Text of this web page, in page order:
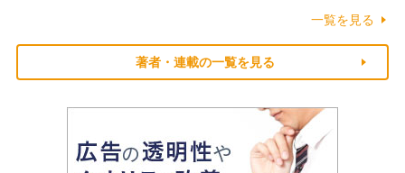
一覧を見る
著者・連載の一覧を見る